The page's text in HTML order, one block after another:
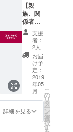
【親
族、関
係者
（団
体）プ
ラン】
両家、
及び関
係者
で、結
婚式へ
ご参加
いただ
ける方
はこち
らより
支援
者：
2人
お届
け予
定：
2019
年05
月
詳細を見る
こ
の
リ
タ
ー
ン
を
選
択
す